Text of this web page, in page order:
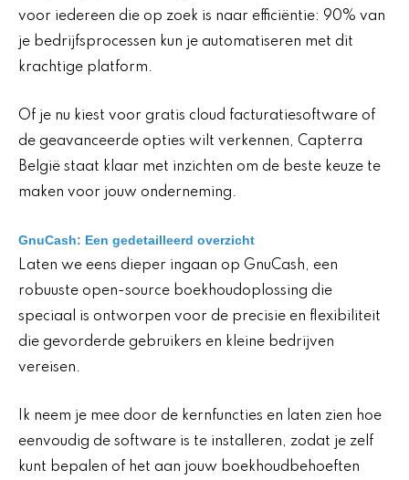
voor iedereen die op zoek is naar efficiëntie: 90% van
je bedrijfsprocessen kun je automatiseren met dit
krachtige platform.
Of je nu kiest voor gratis cloud facturatiesoftware of
de geavanceerde opties wilt verkennen, Capterra
België staat klaar met inzichten om de beste keuze te
maken voor jouw onderneming.
GnuCash: Een gedetailleerd overzicht
Laten we eens dieper ingaan op GnuCash, een
robuuste open-source boekhoudoplossing die
speciaal is ontworpen voor de precisie en flexibiliteit
die gevorderde gebruikers en kleine bedrijven
vereisen.
Ik neem je mee door de kernfuncties en laten zien hoe
eenvoudig de software is te installeren, zodat je zelf
kunt bepalen of het aan jouw boekhoudbehoeften